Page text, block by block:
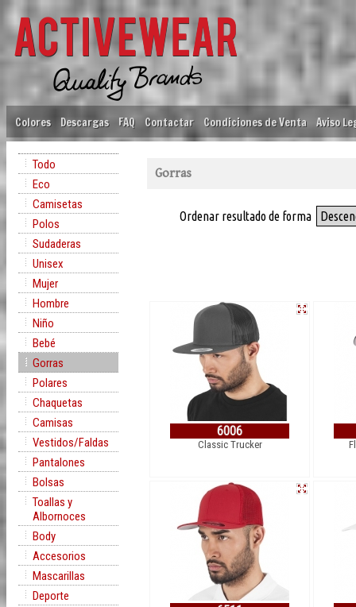
Colores Descargas FAQ Contactar Condiciones de Venta Aviso
Todo
Eco
Camisetas
Polos
Sudaderas
Unisex
Mujer
Hombre
Niño
Bebé
Gorras
Polares
Chaquetas
Camisas
Vestidos/Faldas
Pantalones
Bolsas
Toallas y
Albornoces
Body
Accesorios
Mascarillas
Deporte
Gorras
Ordenar resultado de forma
6006
Classic Trucker